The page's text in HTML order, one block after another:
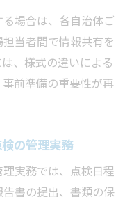
場合は、各自治体ご
当者間で情報共有を
、様式の違いによる
前準備の重要性が再
の管理実務
実務では、点検日程
書の提出、書類の保